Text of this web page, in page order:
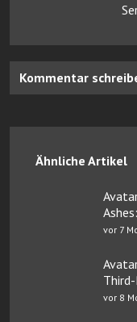
Kommentar
Ähnliche Artikel
vor 7
vor 8